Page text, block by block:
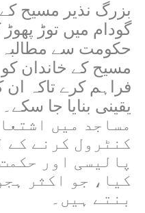
بزرگ نذیر مسیح
گودام میں توڑ
حکومت سے مطالبہ
مسیح کے خاندان
فراہم کرے تاکہ
یقینی بنایا جا
مساجد میں
کنٹرول کرنے کے
پالیسی اور
کیا، جو اکثر
بنتے ہیں۔